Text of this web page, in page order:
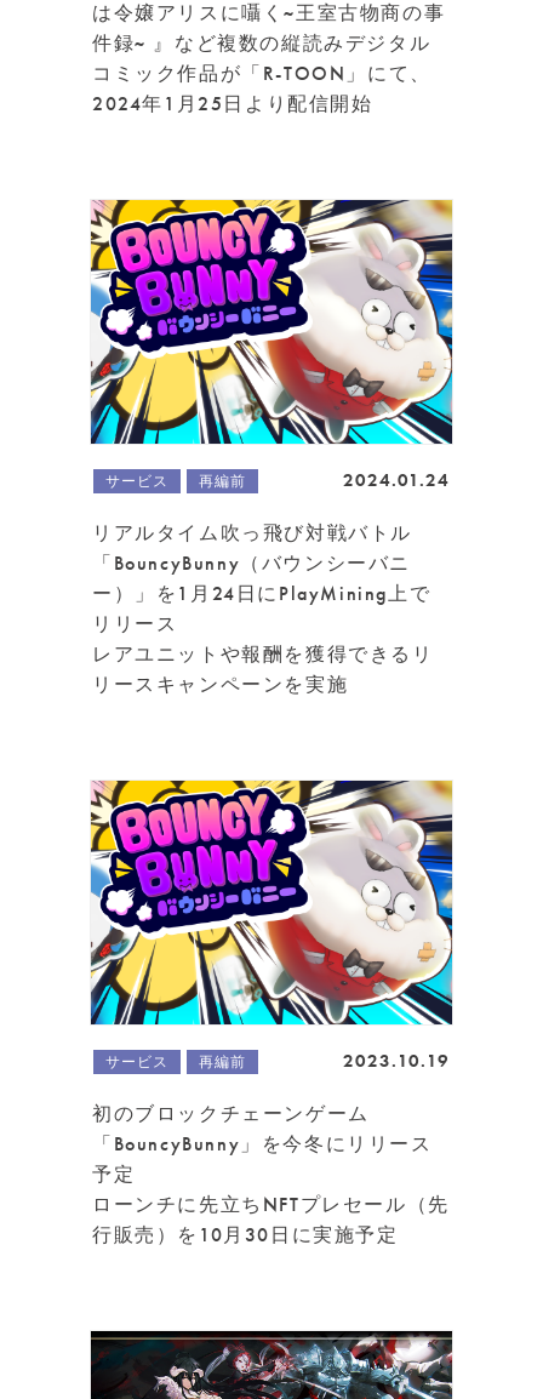
は令嬢アリスに囁く~王室古物商の事
件録~ 』など複数の縦読みデジタル
コミック作品が「R-TOON」にて、
2024年1月25日より配信開始
サービス 再編前 2024.01.24
リアルタイム吹っ飛び対戦バトル
「BouncyBunny（バウンシーバニ
ー）」を1月24日にPlayMining上で
リリース
レアユニットや報酬を獲得できるリ
リースキャンペーンを実施
サービス 再編前 2023.10.19
初のブロックチェーンゲーム
「BouncyBunny」を今冬にリリース
予定
ローンチに先立ちNFTプレセール（先
行販売）を10月30日に実施予定